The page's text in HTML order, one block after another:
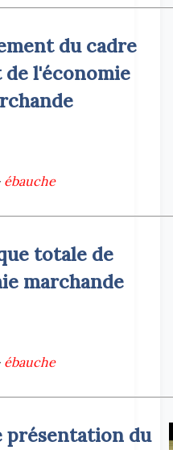
du cadre
l'économie
ébauche
totale de
marchande
ébauche
présentation du